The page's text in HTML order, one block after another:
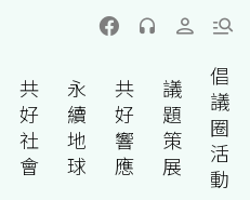
共
好
社
會
永
續
地
球
共
好
響
應
議
題
策
展
倡
議
圈
活
動